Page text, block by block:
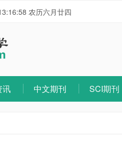
农历六月廿四
讯 中文期刊 SCI期刊